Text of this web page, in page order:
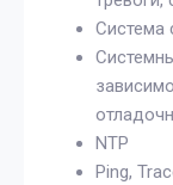
Система
NTP
Ping,